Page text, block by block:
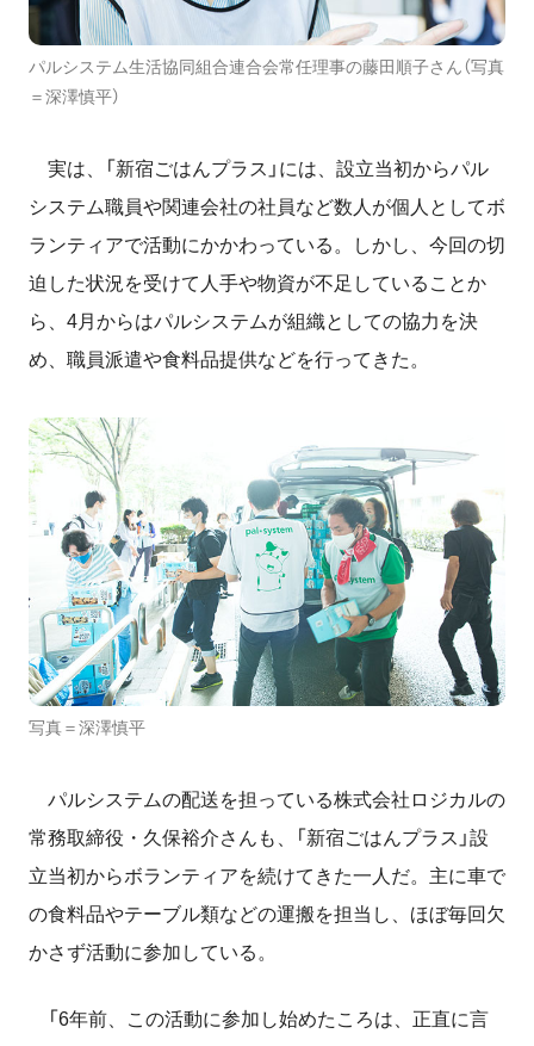
パルシステム生活協同組合連合会常任理事の藤田順子さん（写真
＝深澤慎平）
実は、「新宿ごはんプラス」には、設立当初からパル
システム職員や関連会社の社員など数人が個人としてボ
ランティアで活動にかかわっている。しかし、今回の切
迫した状況を受けて人手や物資が不足していることか
ら、4月からはパルシステムが組織としての協力を決
め、職員派遣や食料品提供などを行ってきた。
写真＝深澤慎平
パルシステムの配送を担っている株式会社ロジカルの
常務取締役・久保裕介さんも、「新宿ごはんプラス」設
立当初からボランティアを続けてきた一人だ。主に車で
の食料品やテーブル類などの運搬を担当し、ほぼ毎回欠
かさず活動に参加している。
「6年前、この活動に参加し始めたころは、正直に言